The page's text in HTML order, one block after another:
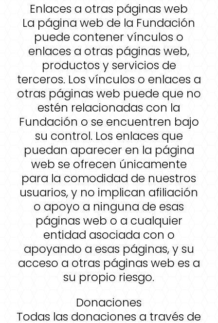
Enlaces a otras páginas web
La página web de la Fundación
puede contener vínculos o
enlaces a otras páginas web,
productos y servicios de
terceros. Los vínculos o enlaces a
otras páginas web puede que no
estén relacionadas con la
Fundación o se encuentren bajo
su control. Los enlaces que
puedan aparecer en la página
web se ofrecen únicamente
para la comodidad de nuestros
usuarios, y no implican afiliación
o apoyo a ninguna de esas
páginas web o a cualquier
entidad asociada con o
apoyando a esas páginas, y su
acceso a otras páginas web es a
su propio riesgo.
Donaciones
Todas las donaciones a través de